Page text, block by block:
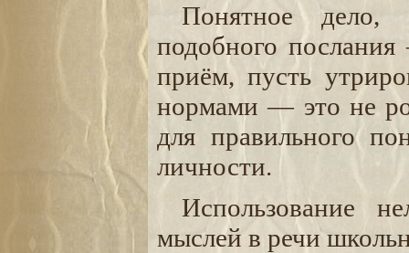
Понятное дело,
подобного
приём, пусть
нормами — это не
для правильного
личности.
Использование
мыслей в речи